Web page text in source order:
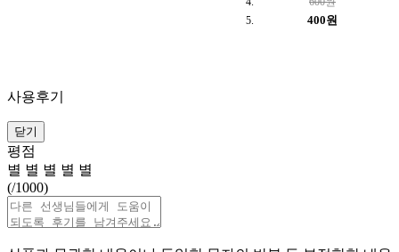
400원
사용후기
닫기
평점
별 별 별 별 별
(/1000)